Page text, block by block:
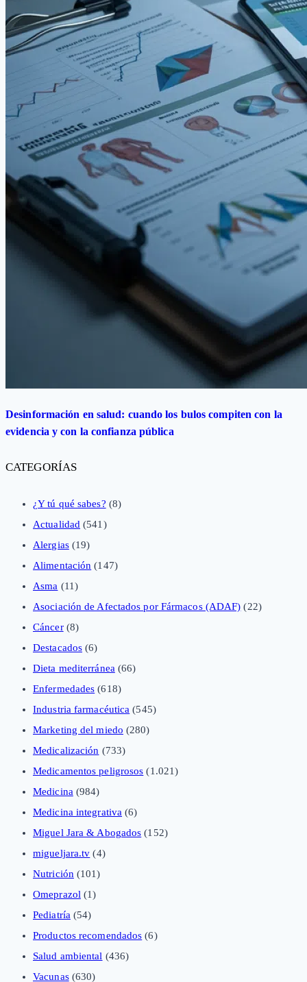
Desinformación en salud: cuando los bulos compiten con la
evidencia y con la confianza pública
CATEGORÍAS
¿Y tú qué sabes? (8)
Actualidad (541)
Alergias(19)
Alimentación (147)
Asma (11)
Asociación de Afectados por Fármacos (ADAF) (22)
Cáncer(8)
Destacados (6)
Dieta mediterránea (66)
Enfermedades (618)
Industria farmacéutica (545)
Marketing del miedo (280)
Medicalización (733)
Medicamentos peligrosos (1.021)
Medicina (984)
Medicina integrativa (6)
Miguel Jara & Abogados (152)
migueljara.tv (4)
Nutrición (101)
Omeprazol (1)
Pediatría (54)
Productos recomendados (6)
Salud ambiental (436)
Vacunas(630)